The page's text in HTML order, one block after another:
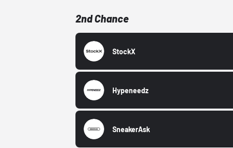
2nd Chance
StockX
Hypeneedz
SneakerAsk